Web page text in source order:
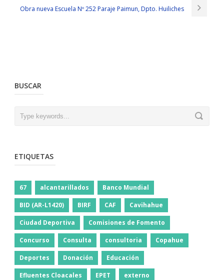
Obra nueva Escuela Nº 252 Paraje Paimun, Dpto. Huiliches
BUSCAR
ETIQUETAS
67 alcantarillados Banco Mundial
BID (AR-L1420) BIRF CAF Cavihahue
Ciudad Deportiva Comisiones de Fomento
Concurso Consulta consultoria Copahue
Deportes Donación Educación
Efluentes Cloacales EPET externo